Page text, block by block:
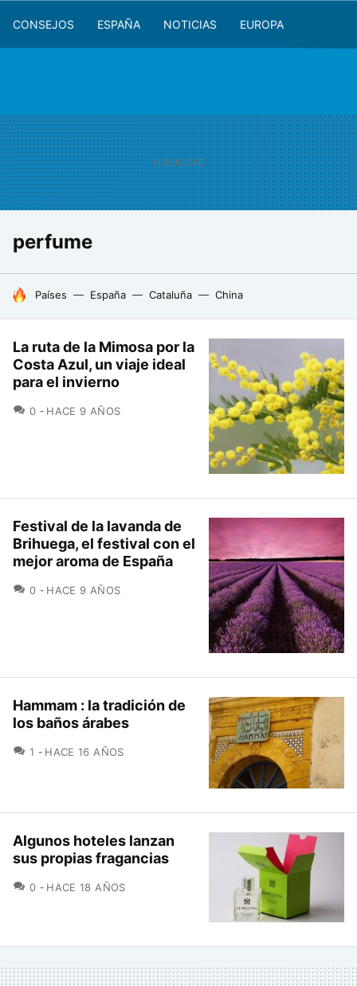
CONSEJOS ESPAÑA NOTICIAS EUROPA
perfume
HOY SE HABLA DE
Países España Cataluña China
La ruta de la Mimosa por la
Costa Azul, un viaje ideal
para el invierno
0 COMENTARIOS
HACE 9 AÑOS
Festival de la lavanda de
Brihuega, el festival con el
mejor aroma de España
0 COMENTARIOS
HACE 9 AÑOS
Hammam : la tradición de
los baños árabes
1 COMENTARIOS
HACE 16 AÑOS
Algunos hoteles lanzan
sus propias fragancias
0 COMENTARIOS
HACE 18 AÑOS